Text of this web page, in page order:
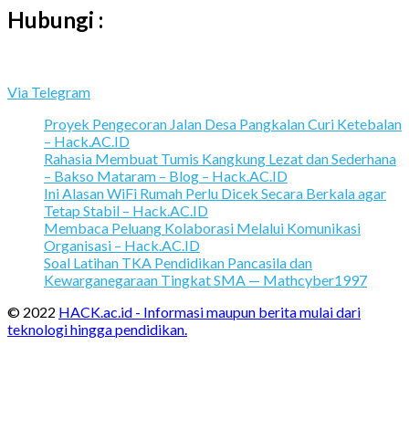
Hubungi :
Via Telegram
Proyek Pengecoran Jalan Desa Pangkalan Curi Ketebalan
– Hack.AC.ID
Rahasia Membuat Tumis Kangkung Lezat dan Sederhana
– Bakso Mataram – Blog – Hack.AC.ID
Ini Alasan WiFi Rumah Perlu Dicek Secara Berkala agar
Tetap Stabil – Hack.AC.ID
Membaca Peluang Kolaborasi Melalui Komunikasi
Organisasi – Hack.AC.ID
Soal Latihan TKA Pendidikan Pancasila dan
Kewarganegaraan Tingkat SMA — Mathcyber1997
© 2022 HACK.ac.id - Informasi maupun berita mulai dari
teknologi hingga pendidikan.